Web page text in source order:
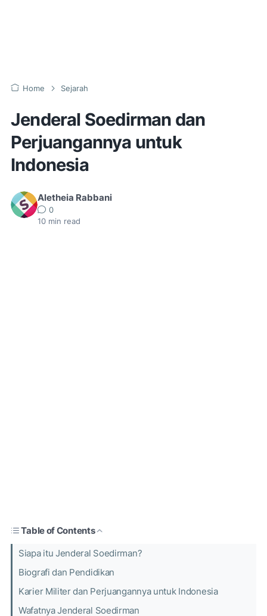
Home Sejarah
Jenderal Soedirman dan
Perjuangannya untuk
Indonesia
Aletheia Rabbani
0
10 min read
Table of Contents
Siapa itu Jenderal Soedirman?
Biografi dan Pendidikan
Karier Militer dan Perjuangannya untuk Indonesia
Wafatnya Jenderal Soedirman